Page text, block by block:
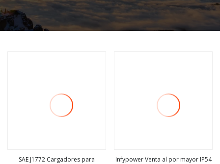
SAE J1772 Cargadores para
Infypower Venta al por mayor IP54